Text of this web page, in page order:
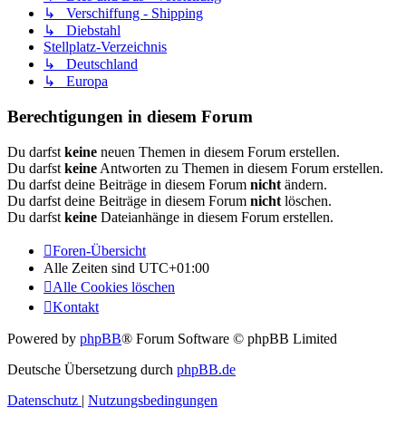
↳ Verschiffung - Shipping
↳ Diebstahl
Stellplatz-Verzeichnis
↳ Deutschland
↳ Europa
Berechtigungen in diesem Forum
Du darfst keine neuen Themen in diesem Forum erstellen.
Du darfst keine Antworten zu Themen in diesem Forum erstellen.
Du darfst deine Beiträge in diesem Forum nicht ändern.
Du darfst deine Beiträge in diesem Forum nicht löschen.
Du darfst keine Dateianhänge in diesem Forum erstellen.
Foren-Übersicht
Alle Zeiten sind UTC+01:00
Alle Cookies löschen
Kontakt
Powered by phpBB® Forum Software © phpBB Limited
Deutsche Übersetzung durch phpBB.de
Datenschutz | Nutzungsbedingungen